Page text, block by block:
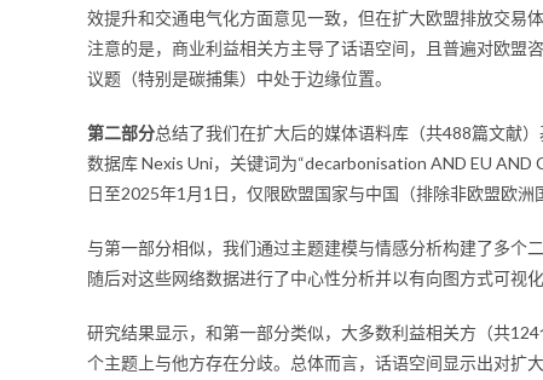
效提升和交通电气化方面意见一致，但在扩大欧盟排放交易
注意的是，商业利益相关方主导了话语空间，且普遍对欧盟
议题（特别是碳捕集）中处于边缘位置。
第二部分总结了我们在扩大后的媒体语料库（共488篇文献
数据库 Nexis Uni，关键词为“decarbonisation AND EU AND
日至2025年1月1日，仅限欧盟国家与中国（排除非欧盟欧洲
与第一部分相似，我们通过主题建模与情感分析构建了多个
随后对这些网络数据进行了中心性分析并以有向图方式可视化
研究结果显示，和第一部分类似，大多数利益相关方（共
个主题上与他方存在分歧。总体而言，话语空间显示出对扩